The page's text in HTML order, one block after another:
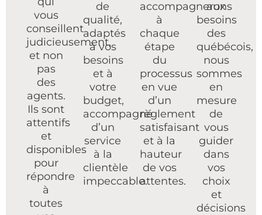
vous
conseillent
judicieusement,
et non
pas
des
agents.
Ils sont
attentifs
et
disponibles
pour
répondre
à
toutes
de
qualité,
adaptés
à vos
besoins
et à
votre
budget,
accompagné
d’un
service
à la
clientèle
impeccable.​
accompagnerons
à
chaque
étape
du
processus
en vue
d’un
règlement
satisfaisant
et à la
hauteur
de vos
attentes.
aux
besoins
des
québécois,
nous
sommes
en
mesure
de
vous
guider
dans
vos
choix
et
décisions